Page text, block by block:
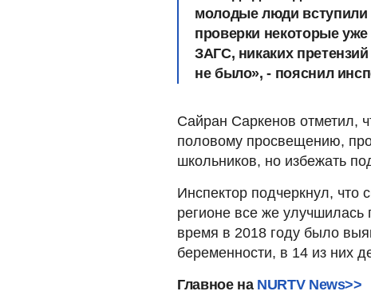
молодые люди
проверки некоторые
ЗАГС, никаких
не было», - пояснил
Сайран Саркенов отметил,
половому просвещению,
школьников, но избежать
Инспектор подчеркнул, что
регионе все же
время в 2018 году было
беременности, в 14 из них
Главное на NURTV News>>